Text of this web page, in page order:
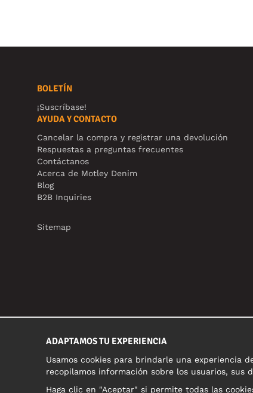
BOLETÍN
¡Suscríbase!
AYUDA Y CONTACTO
Cancelar la compra y registrar una devolución
Respuestas a preguntas frecuentes
Contáctanos
Acerca de Motley Denim
Blog
B2B Inquiries
Sitemap
ADAPTAMOS TU EXPERIENCIA
Usamos cookies para brindarle una experiencia
recopilamos información sobre los usuarios, sus
Haga clic en "Aceptar" si permite todas las